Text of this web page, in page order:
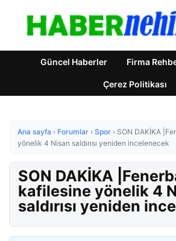
Güncel Haberler Firma
Çerez Politikası
Ana sayfa › Forumlar › Spor › SON DAKİKA
yönelik 4 Nisan saldırısı yeniden incelenecek
SON DAKİKA
kafilesine yönelik 4
saldırısı yeniden